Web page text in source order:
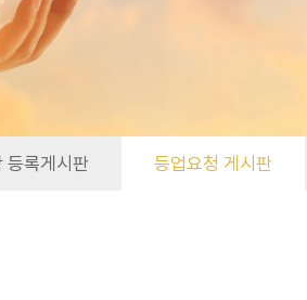
등록게시판 등업요청 게시판